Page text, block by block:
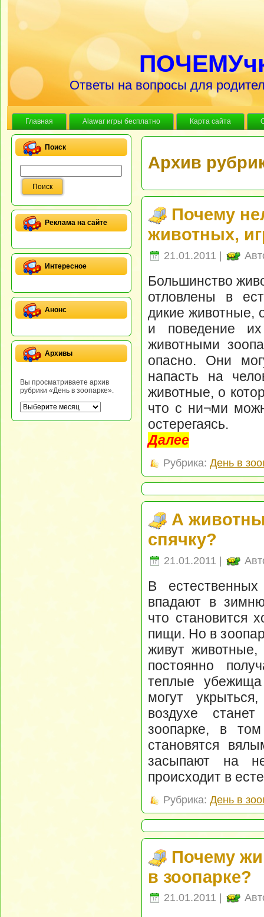
Ответы на вопросы для
Главная Alawar игры бесплатно Карта сайта
Поиск
Реклама на сайте
Интересное
Анонс
Архивы
Вы просматриваете архив
рубрики «День в зоопарке».
Архив
Почему
животных,
21.01.2011 |
Большинство
отловлены в
дикие животные,
и поведение
животными
опасно. Они
напасть на
животные, о
что с ни¬ми
остерегаясь.
Далее
Рубрика: День в
А
спячку?
21.01.2011 |
В
впадают в
что становится
пищи. Но в
живут животные,
постоянно
теплые
могут
воздухе
зоопарке, в
становятся
засыпают на
происходит в
Рубрика: День в
Почему
в зоопарке?
21.01.2011 |